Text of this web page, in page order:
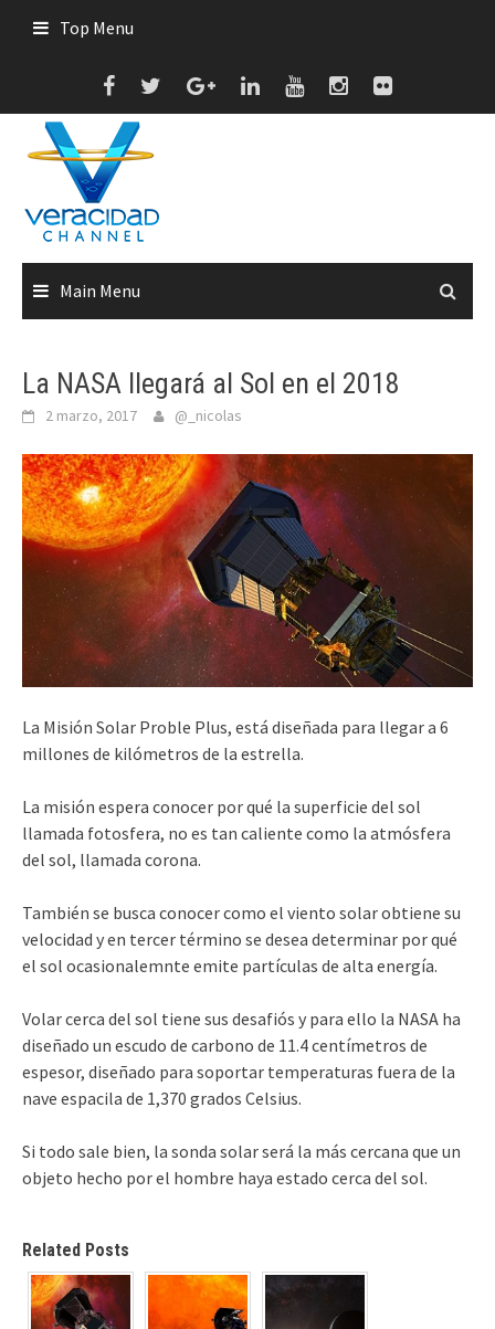
Top Menu
Main Menu
La NASA llegará al Sol en el 2018
2 marzo, 2017 @_nicolas
La Misión Solar Proble Plus, está diseñada para llegar a 6
millones de kilómetros de la estrella.
La misión espera conocer por qué la superficie del sol
llamada fotosfera, no es tan caliente como la atmósfera
del sol, llamada corona.
También se busca conocer como el viento solar obtiene su
velocidad y en tercer término se desea determinar por qué
el sol ocasionalemnte emite partículas de alta energía.
Volar cerca del sol tiene sus desafiós y para ello la NASA ha
diseñado un escudo de carbono de 11.4 centímetros de
espesor, diseñado para soportar temperaturas fuera de la
nave espacila de 1,370 grados Celsius.
Si todo sale bien, la sonda solar será la más cercana que un
objeto hecho por el hombre haya estado cerca del sol.
Related Posts